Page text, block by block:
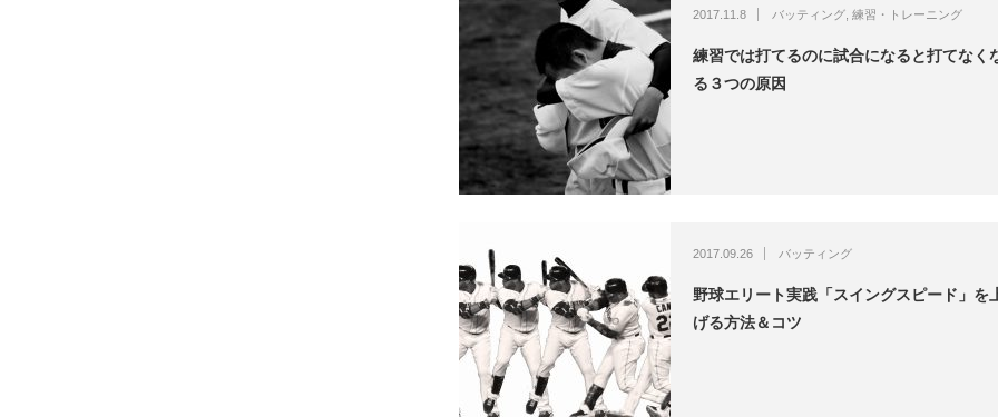
2017.11.8 バッティング 練習・トレーニング
練習では打てるのに試合になると打てなく
る３つの原因
2017.09.26 バッティング
野球エリート実践「スイングスピード」を
げる方法＆コツ